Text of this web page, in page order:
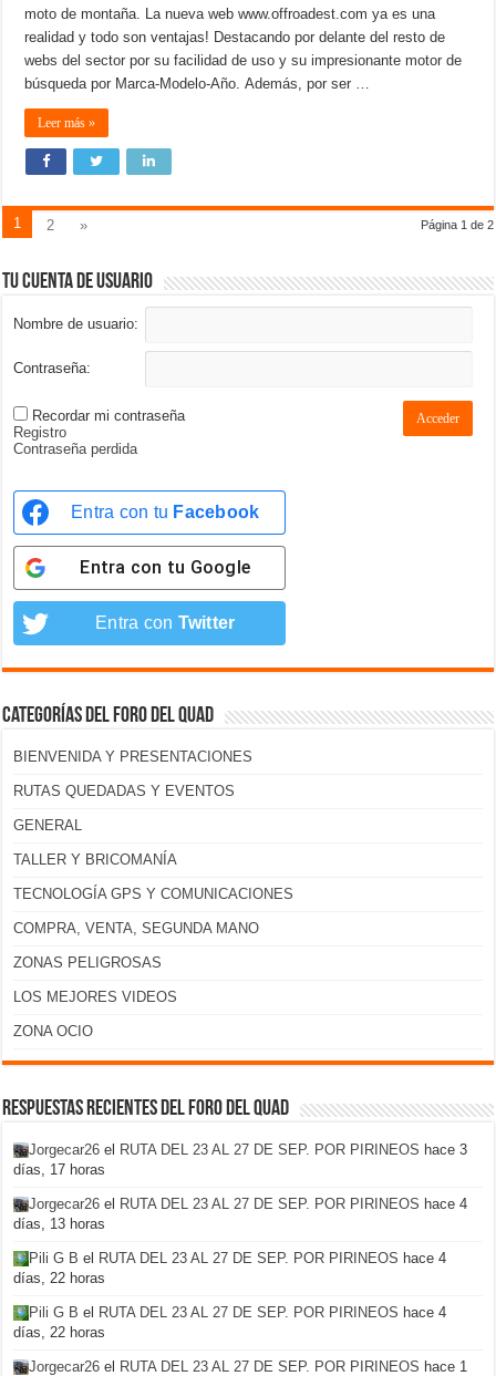
moto de montaña. La nueva web www.offroadest.com ya es una
realidad y todo son ventajas! Destacando por delante del resto de
webs del sector por su facilidad de uso y su impresionante motor de
búsqueda por Marca-Modelo-Año. Además, por ser …
Leer más »
Página 1 de 2
1 2 »
Tu cuenta de usuario
Nombre de usuario:
Contraseña:
Recordar mi contraseña Acceder
Registro
Contraseña perdida
Entra con tu Facebook
Entra con tu Google
Entra con Twitter
Categorías del foro del Quad
BIENVENIDA Y PRESENTACIONES
RUTAS QUEDADAS Y EVENTOS
GENERAL
TALLER Y BRICOMANÍA
TECNOLOGÍA GPS Y COMUNICACIONES
COMPRA, VENTA, SEGUNDA MANO
ZONAS PELIGROSAS
LOS MEJORES VIDEOS
ZONA OCIO
Respuestas recientes del foro del Quad
Jorgecar26 el RUTA DEL 23 AL 27 DE SEP. POR PIRINEOS hace 3
días, 17 horas
Jorgecar26 el RUTA DEL 23 AL 27 DE SEP. POR PIRINEOS hace 4
días, 13 horas
Pili G B el RUTA DEL 23 AL 27 DE SEP. POR PIRINEOS hace 4
días, 22 horas
Pili G B el RUTA DEL 23 AL 27 DE SEP. POR PIRINEOS hace 4
días, 22 horas
Jorgecar26 el RUTA DEL 23 AL 27 DE SEP. POR PIRINEOS hace 1